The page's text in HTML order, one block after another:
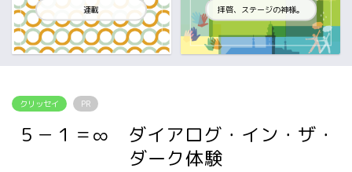
連載 拝啓、ステージの神様。
クリッセイ PR
５－１＝∞ ダイアログ・イン・ザ・
ダーク体験